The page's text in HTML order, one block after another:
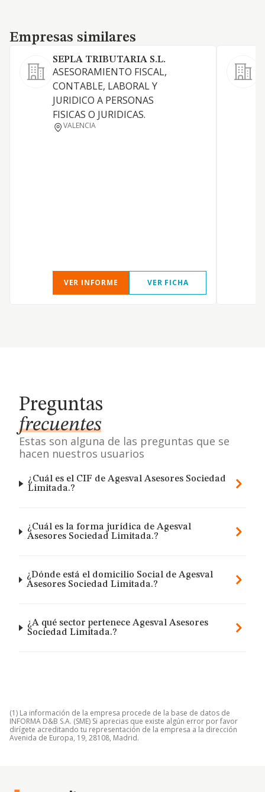
Empresas similares
Empresas similares
SEPLA TRIBUTARIA S.L.
ASESORAMIENTO FISCAL,
CONTABLE, LABORAL Y
JURIDICO A PERSONAS
FISICAS O JURIDICAS.
VALENCIA
VER INFORME VER FICHA
Preguntas
frecuentes
Estas son alguna de las preguntas que se
hacen nuestros usuarios
¿Cuál es el CIF de Agesval Asesores Sociedad
Limitada.?
¿Cuál es la forma jurídica de Agesval
Asesores Sociedad Limitada.?
¿Dónde está el domicilio Social de Agesval
Asesores Sociedad Limitada.?
¿A qué sector pertenece Agesval Asesores
Sociedad Limitada.?
(1) La información de la empresa procede de la base de datos de
INFORMA D&B S.A. (SME) Si aprecias que existe algún error por favor
dirígete acreditando tu representación de la empresa a la dirección
Avenida de Europa, 19, 28108, Madrid.